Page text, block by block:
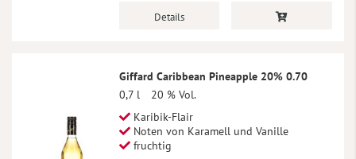
Details
Giffard Caribbean Pineapple 20% 0.70
0,7 l
20 % Vol.
Karibik-Flair
Noten von Karamell und Vanille
fruchtig